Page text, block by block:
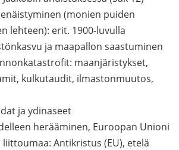
(monien puiden
lehteen): erit. 1900-luvulla
ja maapallon saastuminen
maanjäristykset,
kulkutaudit, ilmastonmuutos,
ja ydinaseet
herääminen, Euroopan Unioni
Antikristus (EU), etelä